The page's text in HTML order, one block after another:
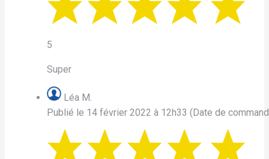
5
Super
Léa M.
Publié le 14 février 2022 à 12h33 (Date de